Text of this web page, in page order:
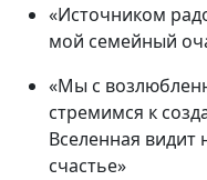
«Источником
мой семейный
«Мы с
стремимся к
Вселенная видит
счастье»